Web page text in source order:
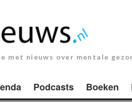
met nieuws over mentale
Podcasts Boeken